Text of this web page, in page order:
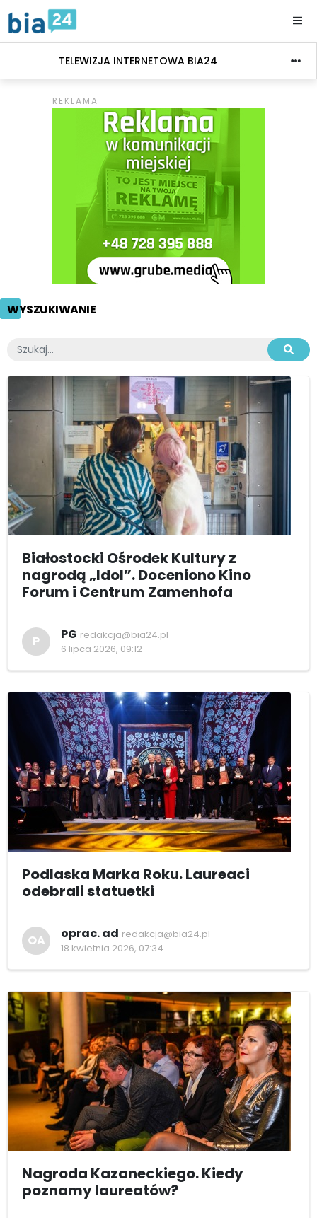
TELEWIZJA INTERNETOWA BIA24
WYSZUKIWANIE
Białostocki Ośrodek Kultury z
nagrodą „Idol”. Doceniono Kino
Forum i Centrum Zamenhofa
P PG redakcja@bia24.pl
6 lipca 2026, 09:12
Podlaska Marka Roku. Laureaci
odebrali statuetki
OA oprac. ad redakcja@bia24.pl
18 kwietnia 2026, 07:34
Nagroda Kazaneckiego. Kiedy
poznamy laureatów?